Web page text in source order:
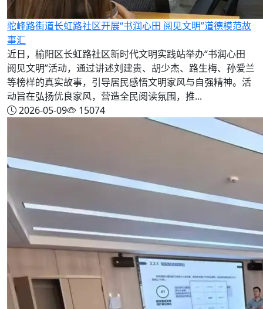
驼峰路街道长虹路社区开展“书润心田 阅见文明”道德模范故
事汇
近日，榆阳区长虹路社区新时代文明实践站举办“书润心田
阅见文明”活动，通过讲述刘建贵、胡少杰、路生梅、孙爱兰
等榜样的真实故事，引导居民感悟文明家风与自强精神。活
动旨在弘扬优良家风，营造全民阅读氛围，推...
2026-05-09
15074